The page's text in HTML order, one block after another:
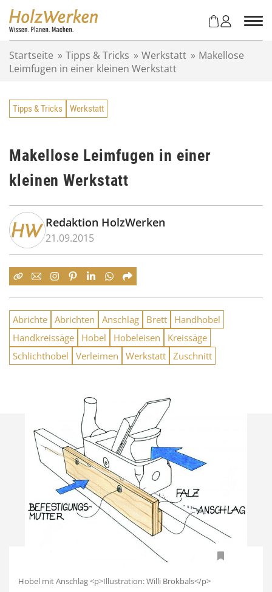
Startseite » Tipps & Tricks » Werkstatt » Makellose
Leimfugen in einer kleinen Werkstatt
Tipps & Tricks Werkstatt
Makellose Leimfugen in einer
kleinen Werkstatt
Redaktion HolzWerken
21.09.2015
Abrichte Abrichten Anschlag Brett
Handhobel
Handkreissäge
Hobel Hobeleisen
Kreissäge
Schlichthobel
Verleimen Werkstatt Zuschnitt
Hobel mit Anschlag <p>Illustration: Willi Brokbals</p>